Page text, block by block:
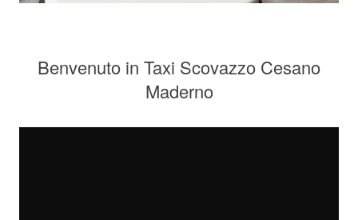
Benvenuto in Taxi Scovazzo Cesano
Maderno